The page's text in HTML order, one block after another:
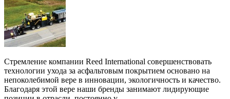
Стремление компании Reed International совершенствовать
технологии ухода за асфальтовым покрытием основано на
непоколебимой вере в инновации, экологичность и качество.
Благодаря этой вере наши бренды занимают лидирующие